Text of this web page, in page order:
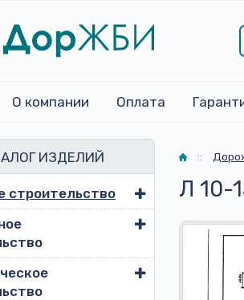
О компании Оплата
ИЗДЕЛИЙ
строительство
Главная
::
Л 10-